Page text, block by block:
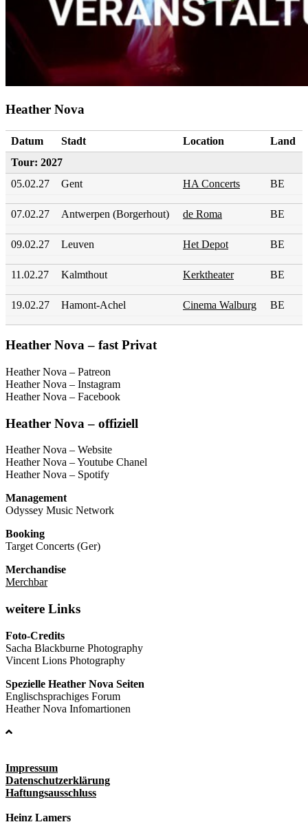
Heather Nova
Datum Stadt Location
Land
Tour: 2027
05.02.27
Gent HA Concerts BE
07.02.27 Antwerpen (Borgerhout) de Roma BE
09.02.27 Leuven Het Depot BE
11.02.27 Kalmthout Kerktheater BE
19.02.27 Hamont-Achel Cinema Walburg BE
Heather Nova – fast Privat
Heather Nova – Patreon
Heather Nova – Instagram
Heather Nova – Facebook
Heather Nova – offiziell
Heather Nova – Website
Heather Nova – Youtube Chanel
Heather Nova – Spotify
Management
Odyssey Music Network
Booking
Target Concerts (Ger)
Merchandise
Merchbar
weitere Links
Foto-Credits
Sacha Blackburne Photography
Vincent Lions Photography
Spezielle Heather Nova Seiten
Englischsprachiges Forum
Heather Nova Infomartionen
Impressum
Datenschutzerklärung
Haftungsausschluss
Heinz Lamers